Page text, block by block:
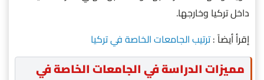
داخل تركيا وخارجها.
إقرأ أيضاً :ترتيب الجامعات الخاصة في تركيا
مميزات الدراسة في الجامعات الخاصة في